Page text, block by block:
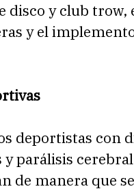
disco y club
y el
deportistas con
parálisis
de manera que